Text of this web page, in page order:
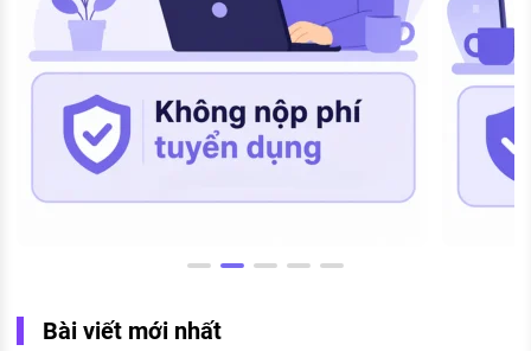
Bài viết mới nhất